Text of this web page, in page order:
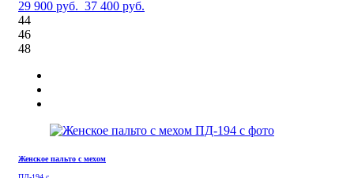
29 900 руб. 37 400 руб.
44
46
48
Женское пальто с мехом